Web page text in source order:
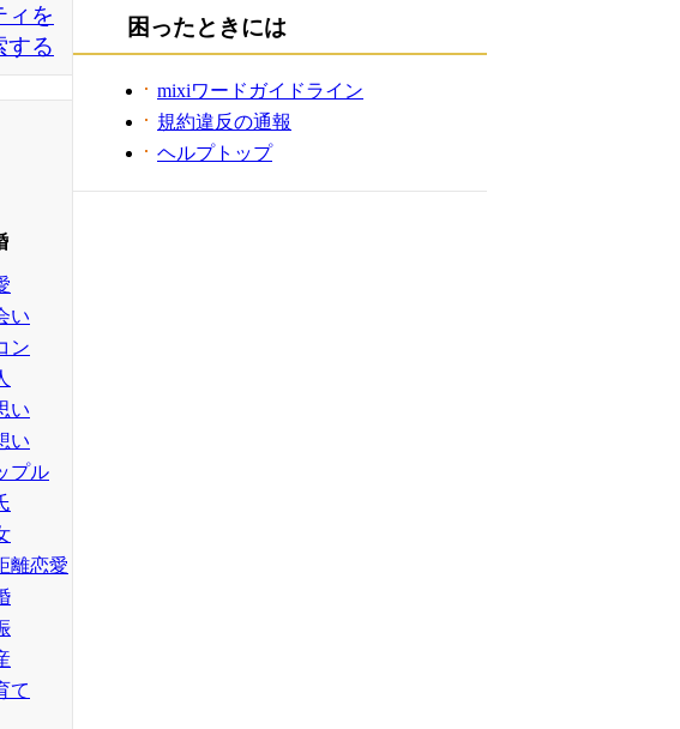
ィを
する
い
ン
い
い
プル
離恋愛
て
困ったときには
mixiワードガイドライン
規約違反の通報
ヘルプトップ